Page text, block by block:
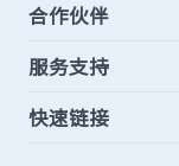
合作伙伴
服务支持
快速链接